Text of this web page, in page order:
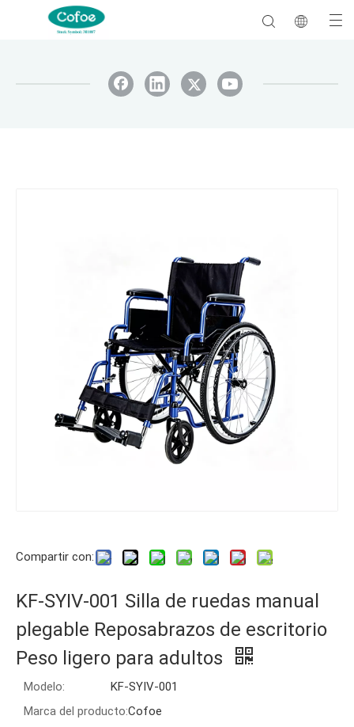
Compartir con:
KF-SYIV-001 Silla de ruedas manual
plegable Reposabrazos de escritorio
Peso ligero para adultos
Modelo:
KF-SYIV-001
Marca del producto:Cofoe